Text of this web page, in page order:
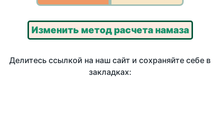
Изменить метод расчета намаза
Делитесь ссылкой на наш сайт и сохраняйте себе в
закладках: